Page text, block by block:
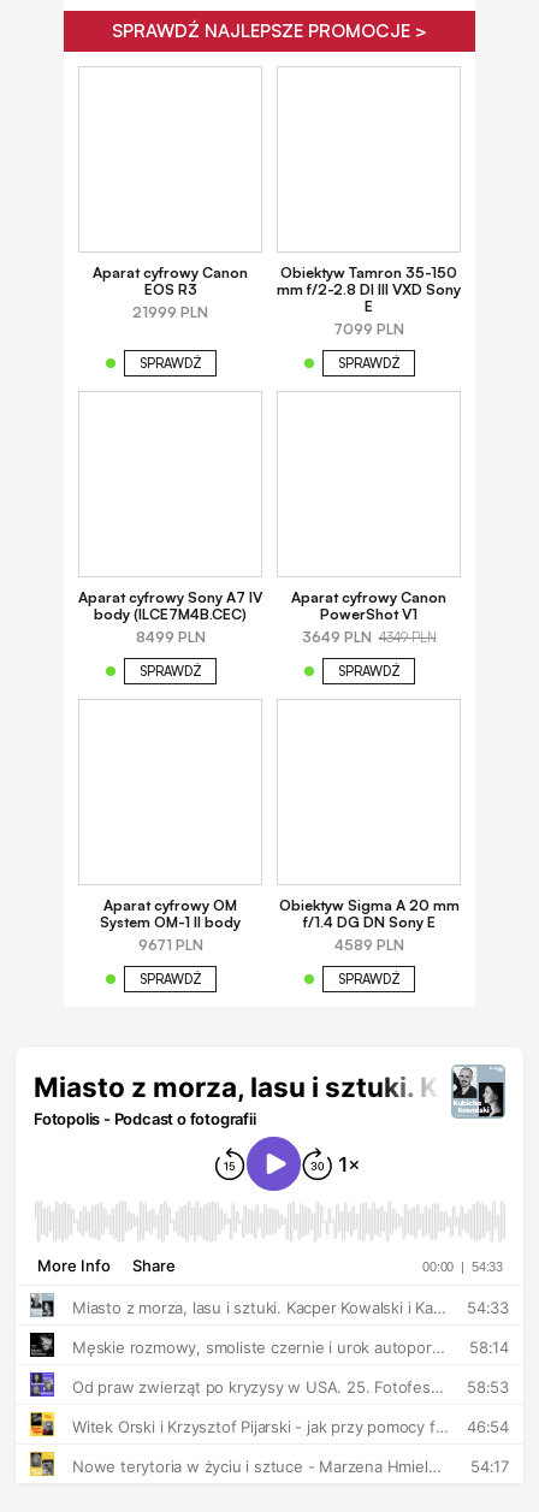
SPRAWDŹ NAJLEPSZE PROMOCJE >
Aparat cyfrowy Canon
EOS R3
21999 PLN
SPRAWDŹ
Obiektyw Tamron 35-150
mm f/2-2.8 DI III VXD Sony
E
7099 PLN
SPRAWDŹ
Aparat cyfrowy Sony A7 IV
body (ILCE7M4B.CEC)
8499 PLN
SPRAWDŹ
Aparat cyfrowy Canon
PowerShot V1
3649 PLN 4349 PLN
SPRAWDŹ
Aparat cyfrowy OM
System OM-1 II body
9671 PLN
SPRAWDŹ
Obiektyw Sigma A 20 mm
f/1.4 DG DN Sony E
4589 PLN
SPRAWDŹ